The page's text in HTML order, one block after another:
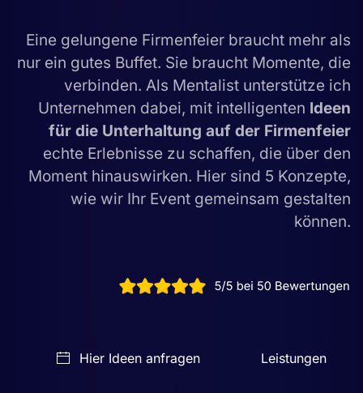
Eine gelungene Firmenfeier braucht mehr als
nur ein gutes Buffet. Sie braucht Momente, die
verbinden. Als Mentalist unterstütze ich
Unternehmen dabei, mit intelligenten Ideen
für die Unterhaltung auf der Firmenfeier
echte Erlebnisse zu schaffen, die über den
Moment hinauswirken. Hier sind 5 Konzepte,
wie wir Ihr Event gemeinsam gestalten
können.
Hier Ideen anfragen Leistungen